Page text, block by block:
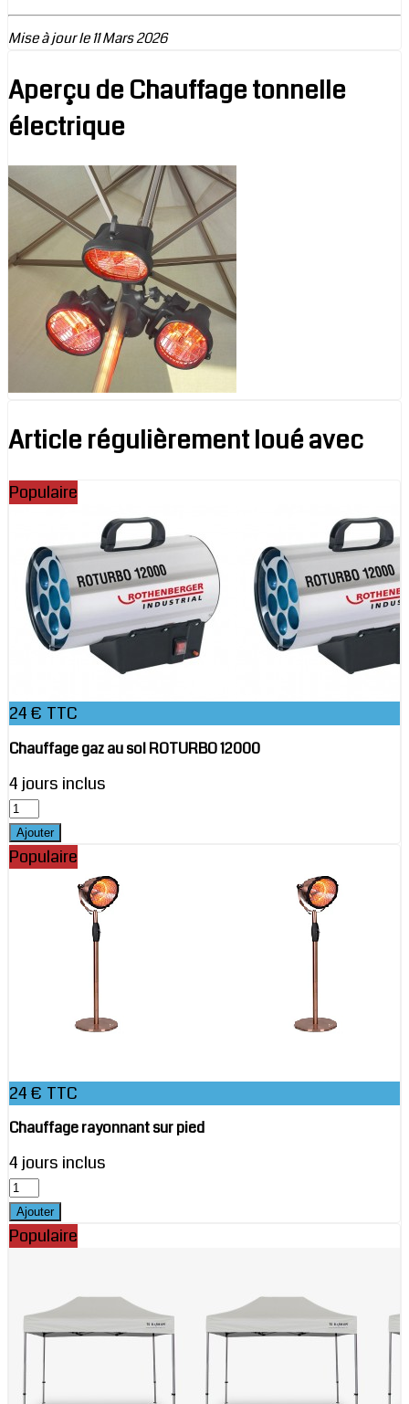
Mise à jour le 11 Mars 2026
Aperçu de Chauffage tonnelle
électrique
Article régulièrement loué avec
Populaire
24 € TTC
Chauffage gaz au sol ROTURBO 12000
4 jours inclus
Populaire
24 € TTC
Chauffage rayonnant sur pied
4 jours inclus
Populaire